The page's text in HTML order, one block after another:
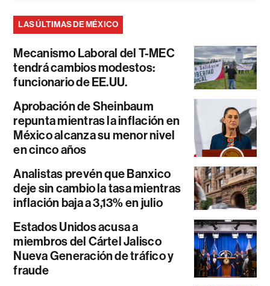
LAS ÚLTIMAS DE MÉXICO
Mecanismo Laboral del T-MEC
tendrá cambios modestos:
funcionario de EE.UU.
Aprobación de Sheinbaum
repunta mientras la inflación en
México alcanza su menor nivel
en cinco años
Analistas prevén que Banxico
deje sin cambio la tasa mientras
inflación baja a 3,13% en julio
Estados Unidos acusa a
miembros del Cártel Jalisco
Nueva Generación de tráfico y
fraude